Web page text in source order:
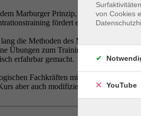
Marburger Prinzip, das in den
fördert eine höhere
die Methoden des Marburger
Übungen zum Training der
erfahrbar gemacht.
Fachkräften mit Kindern im
aber auch modifizierte Übungen für
von Cookies
YouTube